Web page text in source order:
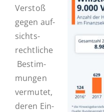
Verstoß
gegen auf­
sichts­
recht­li­che
Be­stim­
mun­gen
ver­mu­tet,
deren Ein­